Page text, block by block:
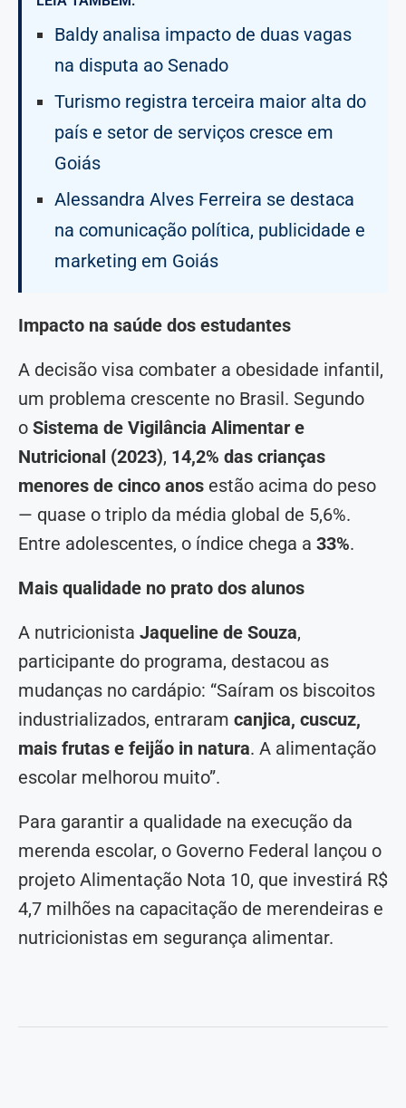
Baldy analisa impacto de duas vagas
na disputa ao Senado
Turismo registra terceira maior alta do
país e setor de serviços cresce em
Goiás
Alessandra Alves Ferreira se destaca
na comunicação política, publicidade e
marketing em Goiás
Impacto na saúde dos estudantes
A decisão visa combater a obesidade infantil,
um problema crescente no Brasil. Segundo
o Sistema de Vigilância Alimentar e
Nutricional (2023), 14,2% das crianças
menores de cinco anos estão acima do peso
— quase o triplo da média global de 5,6%.
Entre adolescentes, o índice chega a 33%.
Mais qualidade no prato dos alunos
A nutricionista Jaqueline de Souza,
participante do programa, destacou as
mudanças no cardápio: “Saíram os biscoitos
industrializados, entraram canjica, cuscuz,
mais frutas e feijão in natura. A alimentação
escolar melhorou muito”.
Para garantir a qualidade na execução da
merenda escolar, o Governo Federal lançou o
projeto Alimentação Nota 10, que investirá R$
4,7 milhões na capacitação de merendeiras e
nutricionistas em segurança alimentar.